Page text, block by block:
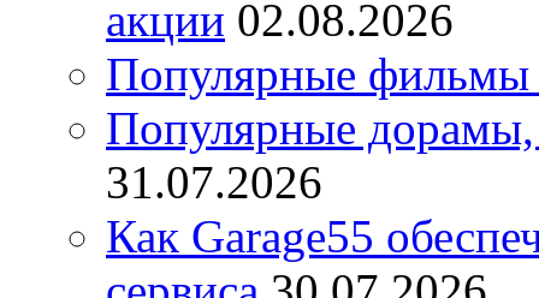
акции 02.08.2026
Популярные фильмы
Популярные дорамы,
31.07.2026
Как Garage55